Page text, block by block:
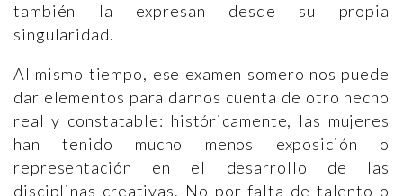
también la expresan desde su propia
singularidad.
Al mismo tiempo, ese examen somero nos puede
dar elementos para darnos cuenta de otro hecho
real y constatable: históricamente, las mujeres
han tenido mucho menos exposición o
representación en el desarrollo de las
disciplinas creativas. No por falta de talento o